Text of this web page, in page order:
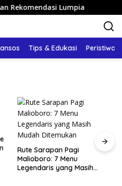
Lumpia
Tips & Edukasi Peristiwa
Rute Sarapan Pagi
Malioboro: 7 Menu
Legendaris yang Masih